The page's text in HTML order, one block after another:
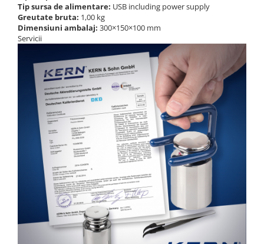
Tip sursa de alimentare: USB including power supply
Greutate bruta: 1,00 kg
Dimensiuni ambalaj: 300×150×100 mm
Servicii